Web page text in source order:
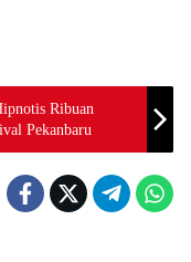
Ribuan
Pekanbaru